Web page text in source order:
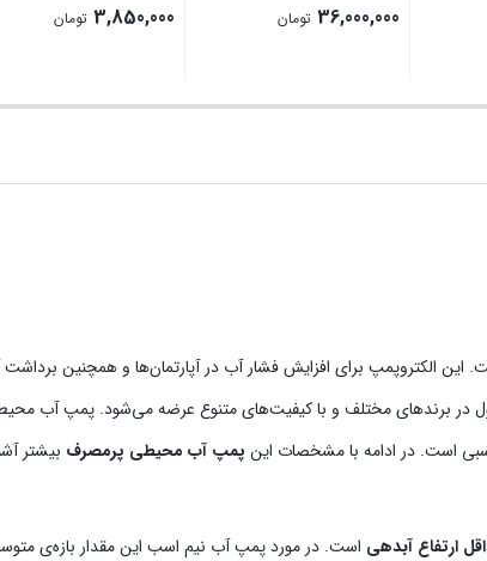
36,000,000 تومان
بستن
3,850,000 تومان
بستن
الکتروپمپ برای افزایش فشار آب در آپارتمان‌ها و همچنین برداشت
در برندهای مختلف و با کیفیت‌های متنوع عرضه می‌شود. پمپ آب
است. در ادامه با مشخصات این پمپ آب محیطی پرمصرف بیشتر
ارتفاع آبدهی است. در مورد پمپ آب نیم اسب این مقدار بازه‌ی